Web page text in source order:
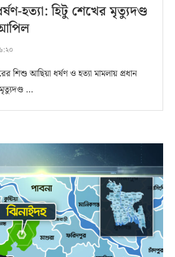
হত্যা: হিটু শেখের মৃত্যুদণ্ড
শিশু আছিয়া ধর্ষণ ও হত্যা মামলায় প্রধান
…